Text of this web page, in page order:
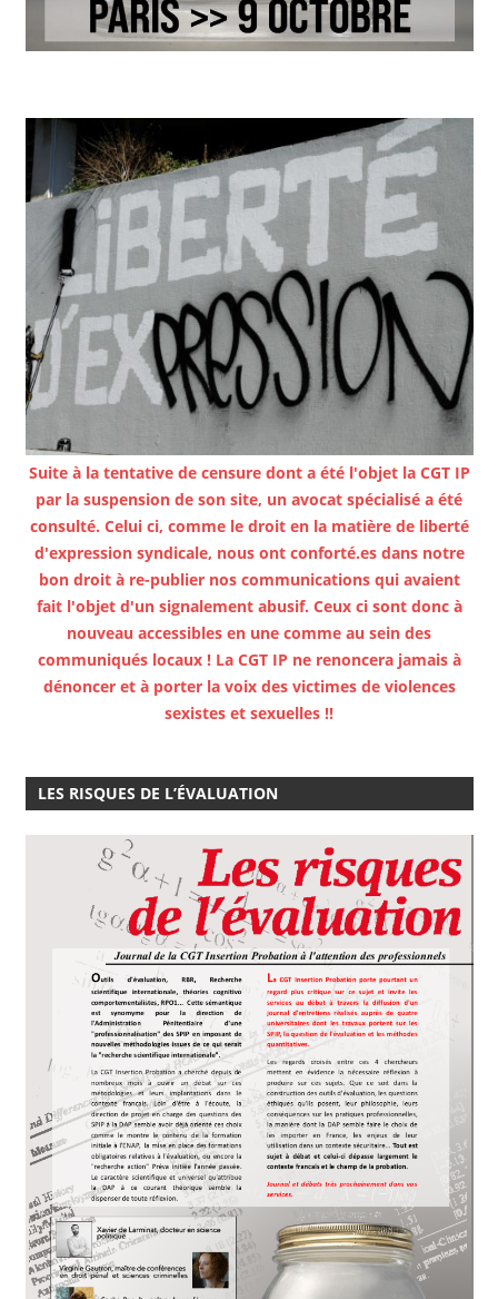
Suite à la tentative de censure dont a été l'objet la CGT IP
par la suspension de son site, un avocat spécialisé a été
consulté. Celui ci, comme le droit en la matière de liberté
d'expression syndicale, nous ont conforté.es dans notre
bon droit à re-publier nos communications qui avaient
fait l'objet d'un signalement abusif. Ceux ci sont donc à
nouveau accessibles en une comme au sein des
communiqués locaux ! La CGT IP ne renoncera jamais à
dénoncer et à porter la voix des victimes de violences
sexistes et sexuelles !!
LES RISQUES DE L’ÉVALUATION